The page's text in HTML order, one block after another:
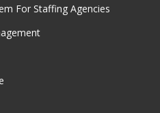
For Staffing Agencies